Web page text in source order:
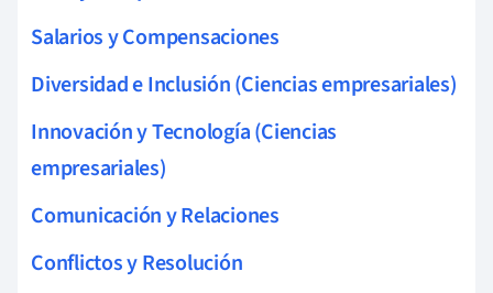
Salarios y Compensaciones
Diversidad e Inclusión (Ciencias empresariales)
Innovación y Tecnología (Ciencias
empresariales)
Comunicación y Relaciones
Conflictos y Resolución